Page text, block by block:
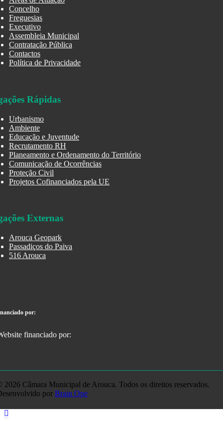
Concelho
Freguesias
Executivo
Assembleia Municipal
Contratação Pública
Contactos
Política de Privacidade
Rápidas
Urbanismo
Ambiente
Educação e Juventude
Recrutamento RH
Planeamento e Ordenamento do Território
Comunicação de Ocorrências
Proteção Civil
Projetos Cofinanciados pela UE
Externas
Arouca Geopark
Passadiços do Paiva
516 Arouca
por:
2026 Câmara Municipal de Arouca. Todos os direitos reservados.
por Brain One